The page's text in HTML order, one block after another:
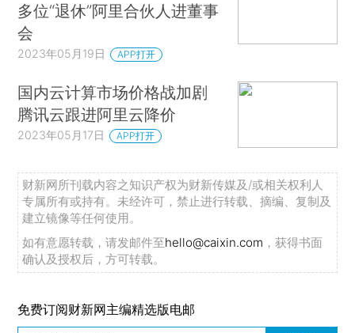
多位“退休”阿里合伙人进董事
会
2023年05月19日 APP打开
国内云计算市场价格战加剧
腾讯云跟进阿里云降价
2023年05月17日 APP打开
财新网所刊载内容之知识产权为财新传媒及/或相关权利人
专属所有或持有。未经许可，禁止进行转载、摘编、复制及
建立镜像等任何使用。
如有意愿转载，请发邮件至hello@caixin.com ，获得书面
确认及授权后，方可转载。
免费订阅财新网主编精选版电邮